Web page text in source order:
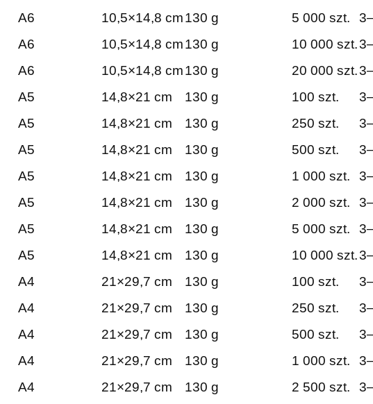
A6 10,5×14,8 cm130 g 5 000 szt.
A6 10,5×14,8 cm130 g 10 000 szt.
A6 10,5×14,8 cm130 g 20 000 szt.
A5 14,8×21 cm 130 g 100 szt.
A5 14,8×21 cm 130 g 250 szt.
A5 14,8×21 cm 130 g 500 szt.
A5 14,8×21 cm 130 g 1 000 szt.
A5 14,8×21 cm 130 g 2 000 szt.
A5 14,8×21 cm 130 g 5 000 szt.
A5 14,8×21 cm 130 g 10 000 szt.
A4 21×29,7 cm 130 g 100 szt.
A4 21×29,7 cm 130 g 250 szt.
A4 21×29,7 cm 130 g 500 szt.
A4 21×29,7 cm 130 g 1 000 szt.
A4 21×29,7 cm 130 g 2 500 szt.